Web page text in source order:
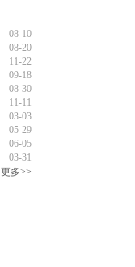
08-10
08-20
11-22
09-18
08-30
11-11
03-03
05-29
06-05
03-31
更多>>